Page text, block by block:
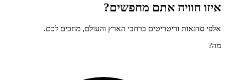
איזו חוויה אתם מחפשים?
אלפי סדנאות וריטריטים ברחבי הארץ והעולם, מחכים לכם.
מה?